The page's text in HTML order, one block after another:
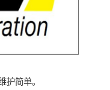
护简单。